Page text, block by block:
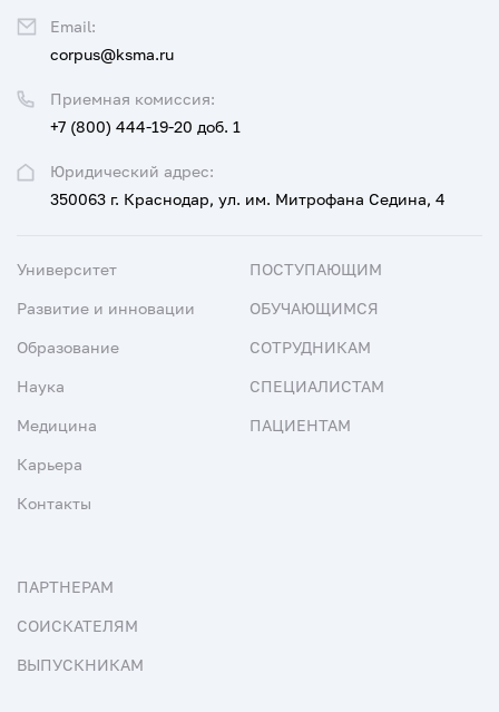
Юридический адрес:
350063 г. Краснодар, ул. им. Митрофана Седина, 4
Приемная комиссия:
+7 (800) 444-19-20 доб. 1
Email:
corpus@ksma.ru
Университет
Развитие и инновации
Образование
Наука
Медицина
Карьера
Контакты
ПОСТУПАЮЩИМ
ОБУЧАЮЩИМСЯ
СОТРУДНИКАМ
СПЕЦИАЛИСТАМ
ПАЦИЕНТАМ
ПАРТНЕРАМ
СОИСКАТЕЛЯМ
ВЫПУСКНИКАМ